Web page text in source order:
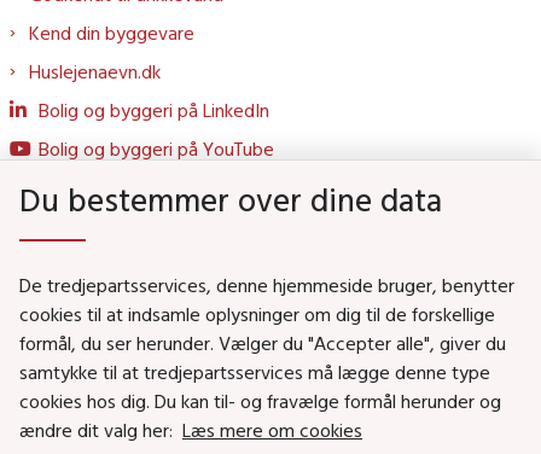
Kend din byggevare
Huslejenaevn.dk
Bolig og byggeri på LinkedIn
Bolig og byggeri på YouTube
Social- og Boligministeriet
Job i Social- og Boligstyrelsen
Puljer og tilskud
Nyhedsbreve
Du bestemmer over dine data
De tredjepartsservices, denne hjemmeside bruger, benytter
cookies til at indsamle oplysninger om dig til de forskellige
formål, du ser herunder. Vælger du "Accepter alle", giver du
samtykke til at tredjepartsservices må lægge denne type
cookies hos dig. Du kan til- og fravælge formål herunder og
ændre dit valg her: Læs mere om cookies